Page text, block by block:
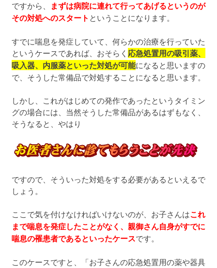
ですから、
まずは病院に連れて行ってあげるというのが
その対処へのスタート ということになります。
すでに喘息を発症していて、何らかの治療を行っていた
というケースであれば、おそらく 応急処置用の吸引薬、
吸入器、内服薬といった対処が可能になると思いますの
で、そうした常備品で対処することになると思います。
しかし、これがはじめての発作であったというタイミン
グの場合には、当然そうした常備品があるはずもなく、
そうなると、やはり
ですので、そういった対処をする必要があるといえるで
しょう。
ここで気を付けなければいけないのが、お子さんはこれ
まで喘息を発症したことがなく、親御さん自身がすでに
喘息の罹患者であるといったケースです。
このケースですと、「お子さんの応急処置用の薬や器具